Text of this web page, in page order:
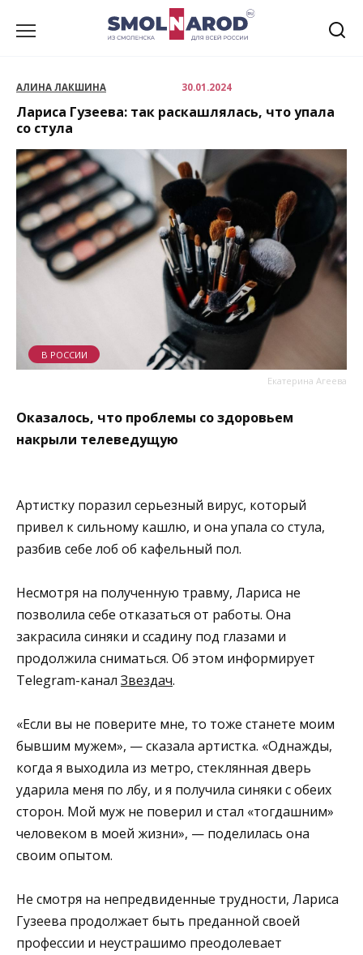
АЛИНА ЛАКШИНА 30.01.2024
Лариса Гузеева: так раскашлялась, что упала
со стула
Екатерина Агеева
В РОССИИ
Оказалось, что проблемы со здоровьем
накрыли телеведущую
Артистку поразил серьезный вирус, который
привел к сильному кашлю, и она упала со стула,
разбив себе лоб об кафельный пол.
Несмотря на полученную травму, Лариса не
позволила себе отказаться от работы. Она
закрасила синяки и ссадину под глазами и
продолжила сниматься. Об этом информирует
Telegram-канал Звездач.
«Если вы не поверите мне, то тоже станете моим
бывшим мужем», — сказала артистка. «Однажды,
когда я выходила из метро, стеклянная дверь
ударила меня по лбу, и я получила синяки с обеих
сторон. Мой муж не поверил и стал «тогдашним»
человеком в моей жизни», — поделилась она
своим опытом.
Не смотря на непредвиденные трудности, Лариса
Гузеева продолжает быть преданной своей
профессии и неустрашимо преодолевает